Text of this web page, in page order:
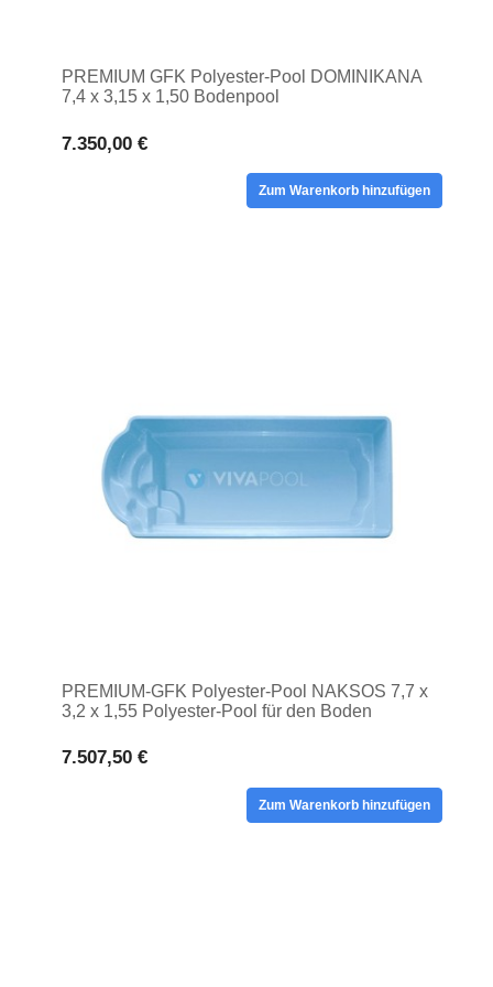
PREMIUM GFK Polyester-Pool DOMINIKANA
7,4 x 3,15 x 1,50 Bodenpool
7.350,00 €
Zum Warenkorb hinzufügen
PREMIUM-GFK Polyester-Pool NAKSOS 7,7 x
3,2 x 1,55 Polyester-Pool für den Boden
7.507,50 €
Zum Warenkorb hinzufügen